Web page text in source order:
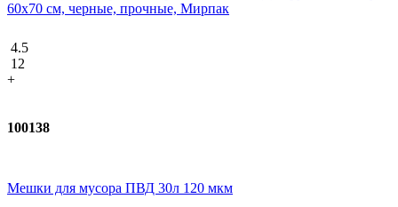
60х70 см, черные, прочные, Мирпак
4.5
12
+
100138
Мешки для мусора ПВД 30л 120 мкм